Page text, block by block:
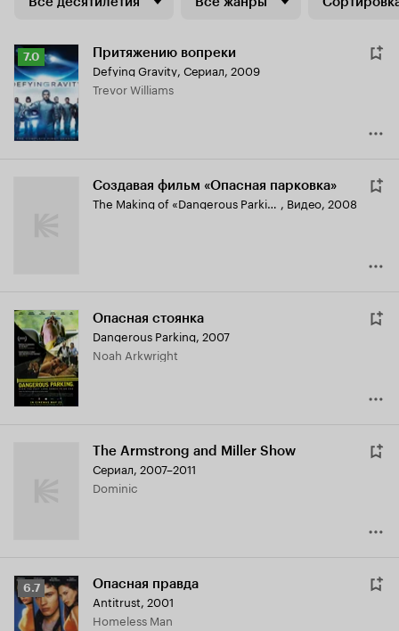
Рейтинг
Кинопоиска
7.0
7.0 Притяжению вопреки
Defying Gravity, Сериал, 2009
Trevor Williams
Создавая фильм «Опасная парковка»
The Making of «Dangerous Parking» , Видео, 2008
Опасная стоянка
Dangerous Parking, 2007
Noah Arkwright
The Armstrong and Miller Show
Сериал, 2007–2011
Dominic
Рейтинг
Кинопоиска
6.7
6.7 Опасная правда
Antitrust, 2001
Homeless Man